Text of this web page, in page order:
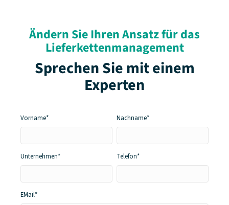
Ändern Sie Ihren Ansatz für das
Lieferkettenmanagement
Sprechen Sie mit einem
Experten
Vorname* Nachname*
Unternehmen* Telefon*
EMail*